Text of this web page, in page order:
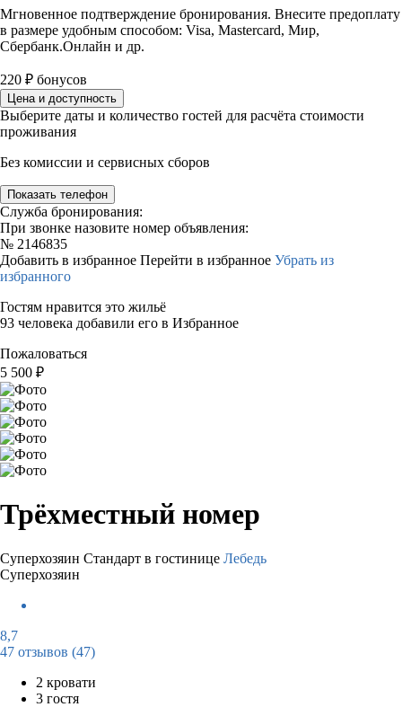
Мгновенное подтверждение бронирования. Внесите предоплату
в размере удобным способом: Visa, Mastercard, Мир,
Сбербанк.Онлайн и др.
220 ₽ бонусов
Цена и доступность
Выберите даты и количество гостей для расчёта стоимости
проживания
Без комиссии и сервисных сборов
Показать телефон
Служба бронирования:
При звонке назовите номер объявления:
№ 2146835
Добавить в избранное Перейти в избранное Убрать из
избранного
Гостям нравится это жильё
93 человека добавили его в Избранное
Пожаловаться
5 500 ₽
Трёхместный номер
Суперхозяин Стандарт в гостинице Лебедь
Суперхозяин
8,7
47 отзывов (47)
2 кровати
3 гостя